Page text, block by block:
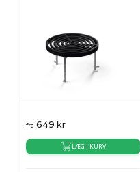
fra 649 kr
LÆG I KURV